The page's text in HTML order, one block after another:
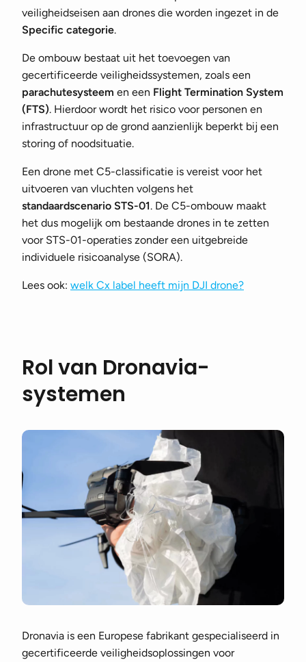
veiligheidseisen aan drones die worden ingezet in de
Specific categorie.
De ombouw bestaat uit het toevoegen van
gecertificeerde veiligheidssystemen, zoals een
parachutesysteem en een Flight Termination System
(FTS). Hierdoor wordt het risico voor personen en
infrastructuur op de grond aanzienlijk beperkt bij een
storing of noodsituatie.
Een drone met C5-classificatie is vereist voor het
uitvoeren van vluchten volgens het
standaardscenario STS-01. De C5-ombouw maakt
het dus mogelijk om bestaande drones in te zetten
voor STS-01-operaties zonder een uitgebreide
individuele risicoanalyse (SORA).
Lees ook: welk Cx label heeft mijn DJI drone?
Rol van Dronavia-
systemen
Dronavia is een Europese fabrikant gespecialiseerd in
gecertificeerde veiligheidsoplossingen voor